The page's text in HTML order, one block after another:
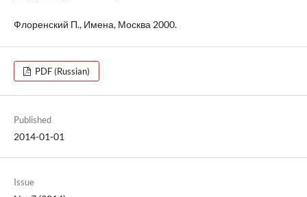
Флоренский П., Имена, Москва 2000.
PDF (Russian)
Published
2014-01-01
Issue